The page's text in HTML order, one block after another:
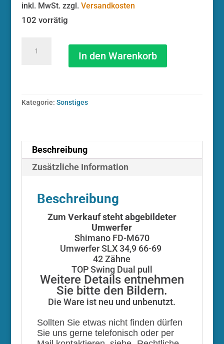
inkl. MwSt. zzgl. Versandkosten
102 vorrätig
Umwerfer
69
42
SCHALT00902
(E8)
Menge
In den Warenkorb
Kategorie: Sonstiges
Beschreibung
Zusätzliche Information
Beschreibung
Zum Verkauf steht abgebildeter
Umwerfer
Shimano FD-M670
Umwerfer SLX 34,9 66-69
42 Zähne
TOP Swing Dual pull
Weitere Details entnehmen
Sie bitte den Bildern.
Die Ware ist neu und unbenutzt.
Sollten Sie etwas nicht finden dürfen
Sie uns gerne telefonisch oder per